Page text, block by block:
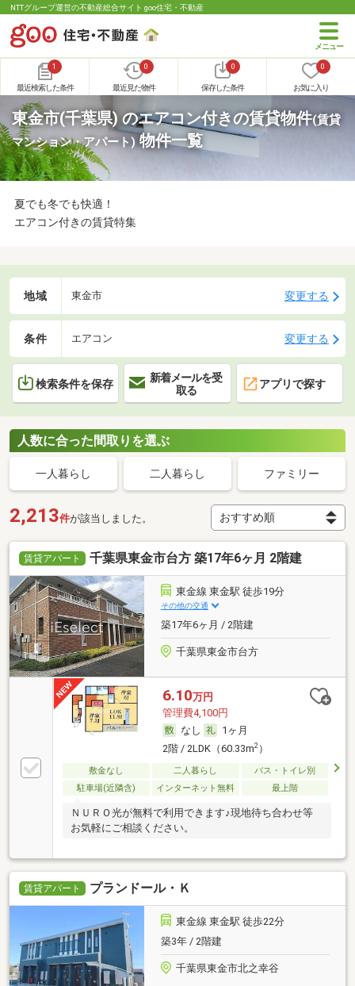
NTTグループ運営の不動産総合サイト goo住宅・不動産
1
最近検索した条件
0
最近見た物件
0
保存した条件
0
お気に入り
東金市(千葉県) のエアコン付きの賃貸物件(賃貸
マンション・アパート)物件一覧
夏でも冬でも快適！
エアコン付きの賃貸特集
地域 東金市 変更する
条件 エアコン 変更する
検索条件を保存
新着メールを受
取る
アプリで探す
人数に合った間取りを選ぶ
一人暮らし 二人暮らし ファミリー
2,213件が該当しました。
賃貸アパート 千葉県東金市台方 築17年6ヶ月 2階建
東金線 東金駅 徒歩19分
その他の交通
築17年6ヶ月 / 2階建
千葉県東金市台方
6.10万円
管理費4,100円
なし
1ヶ月
2階 / 2LDK（60.33m2）
敷金なし 二人暮らし
バス・トイレ別
駐車場(近隣含)
インターネット無料 最上階
ＮＵＲＯ光が無料で利用できます♪現地待ち合わせ等
お気軽にご相談ください。
賃貸アパート プランドール・Ｋ
東金線 東金駅 徒歩22分
築3年 / 2階建
千葉県東金市北之幸谷